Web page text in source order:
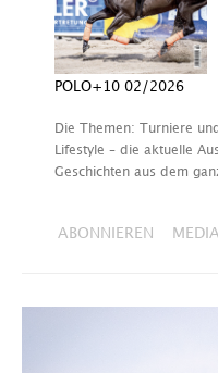
POLO+10 02/2026
Die Themen: Turniere
Lifestyle – die aktuelle
Geschichten aus dem
ABONNIEREN